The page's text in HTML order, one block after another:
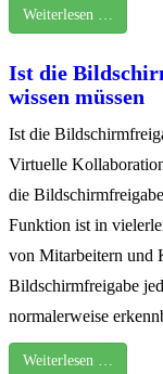
Weiterlesen …
Ist die
wissen müssen
Ist die
Virtuelle
die
Funktion ist in
von Mitarbeitern und
Bildschirmfreigabe
normalerweise
Weiterlesen …